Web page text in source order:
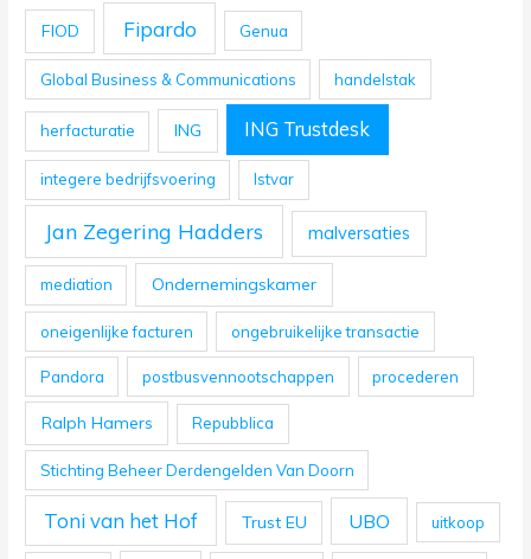
FIOD Fipardo Genua
Global Business & Communications handelstak
herfacturatie ING ING Trustdesk
integere bedrijfsvoering Istvar
Jan Zegering Hadders malversaties
mediation Ondernemingskamer
oneigenlijke facturen ongebruikelijke transactie
Pandora postbusvennootschappen procederen
Ralph Hamers Repubblica
Stichting Beheer Derdengelden Van Doorn
Toni van het Hof Trust EU UBO uitkoop